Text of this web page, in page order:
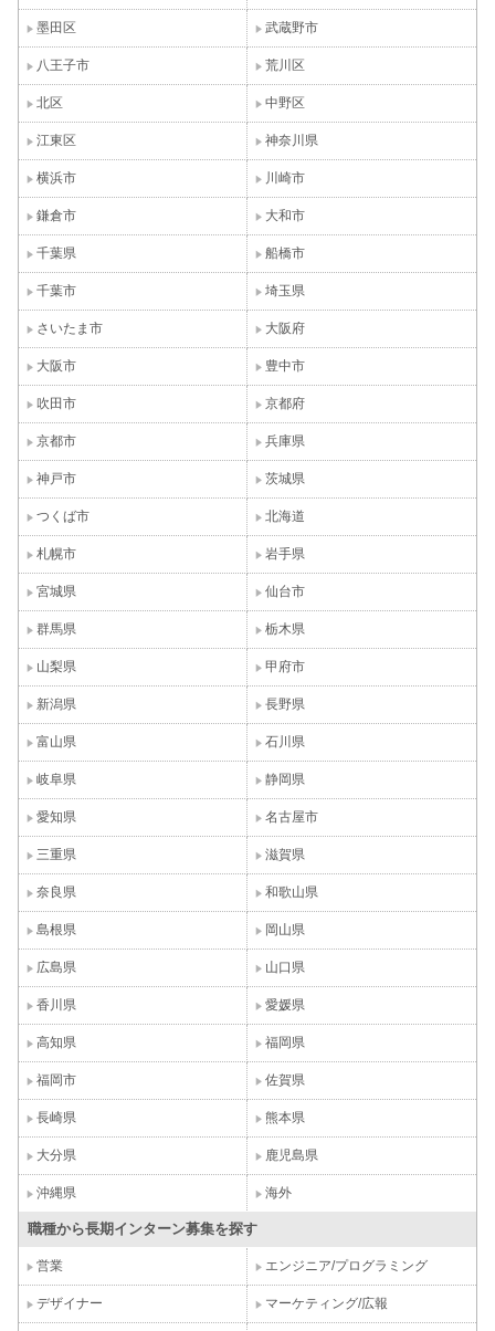
墨田区 武蔵野市
八王子市 荒川区
北区 中野区
江東区 神奈川県
横浜市 川崎市
鎌倉市 大和市
千葉県 船橋市
千葉市 埼玉県
さいたま市 大阪府
大阪市 豊中市
吹田市 京都府
京都市 兵庫県
神戸市 茨城県
つくば市 北海道
札幌市 岩手県
宮城県 仙台市
群馬県 栃木県
山梨県 甲府市
新潟県 長野県
富山県 石川県
岐阜県 静岡県
愛知県 名古屋市
三重県 滋賀県
奈良県 和歌山県
島根県 岡山県
広島県 山口県
香川県 愛媛県
高知県 福岡県
福岡市 佐賀県
長崎県 熊本県
大分県 鹿児島県
沖縄県 海外
職種から長期インターン募集を探す
営業 エンジニア/プログラミング
デザイナー マーケティング/広報